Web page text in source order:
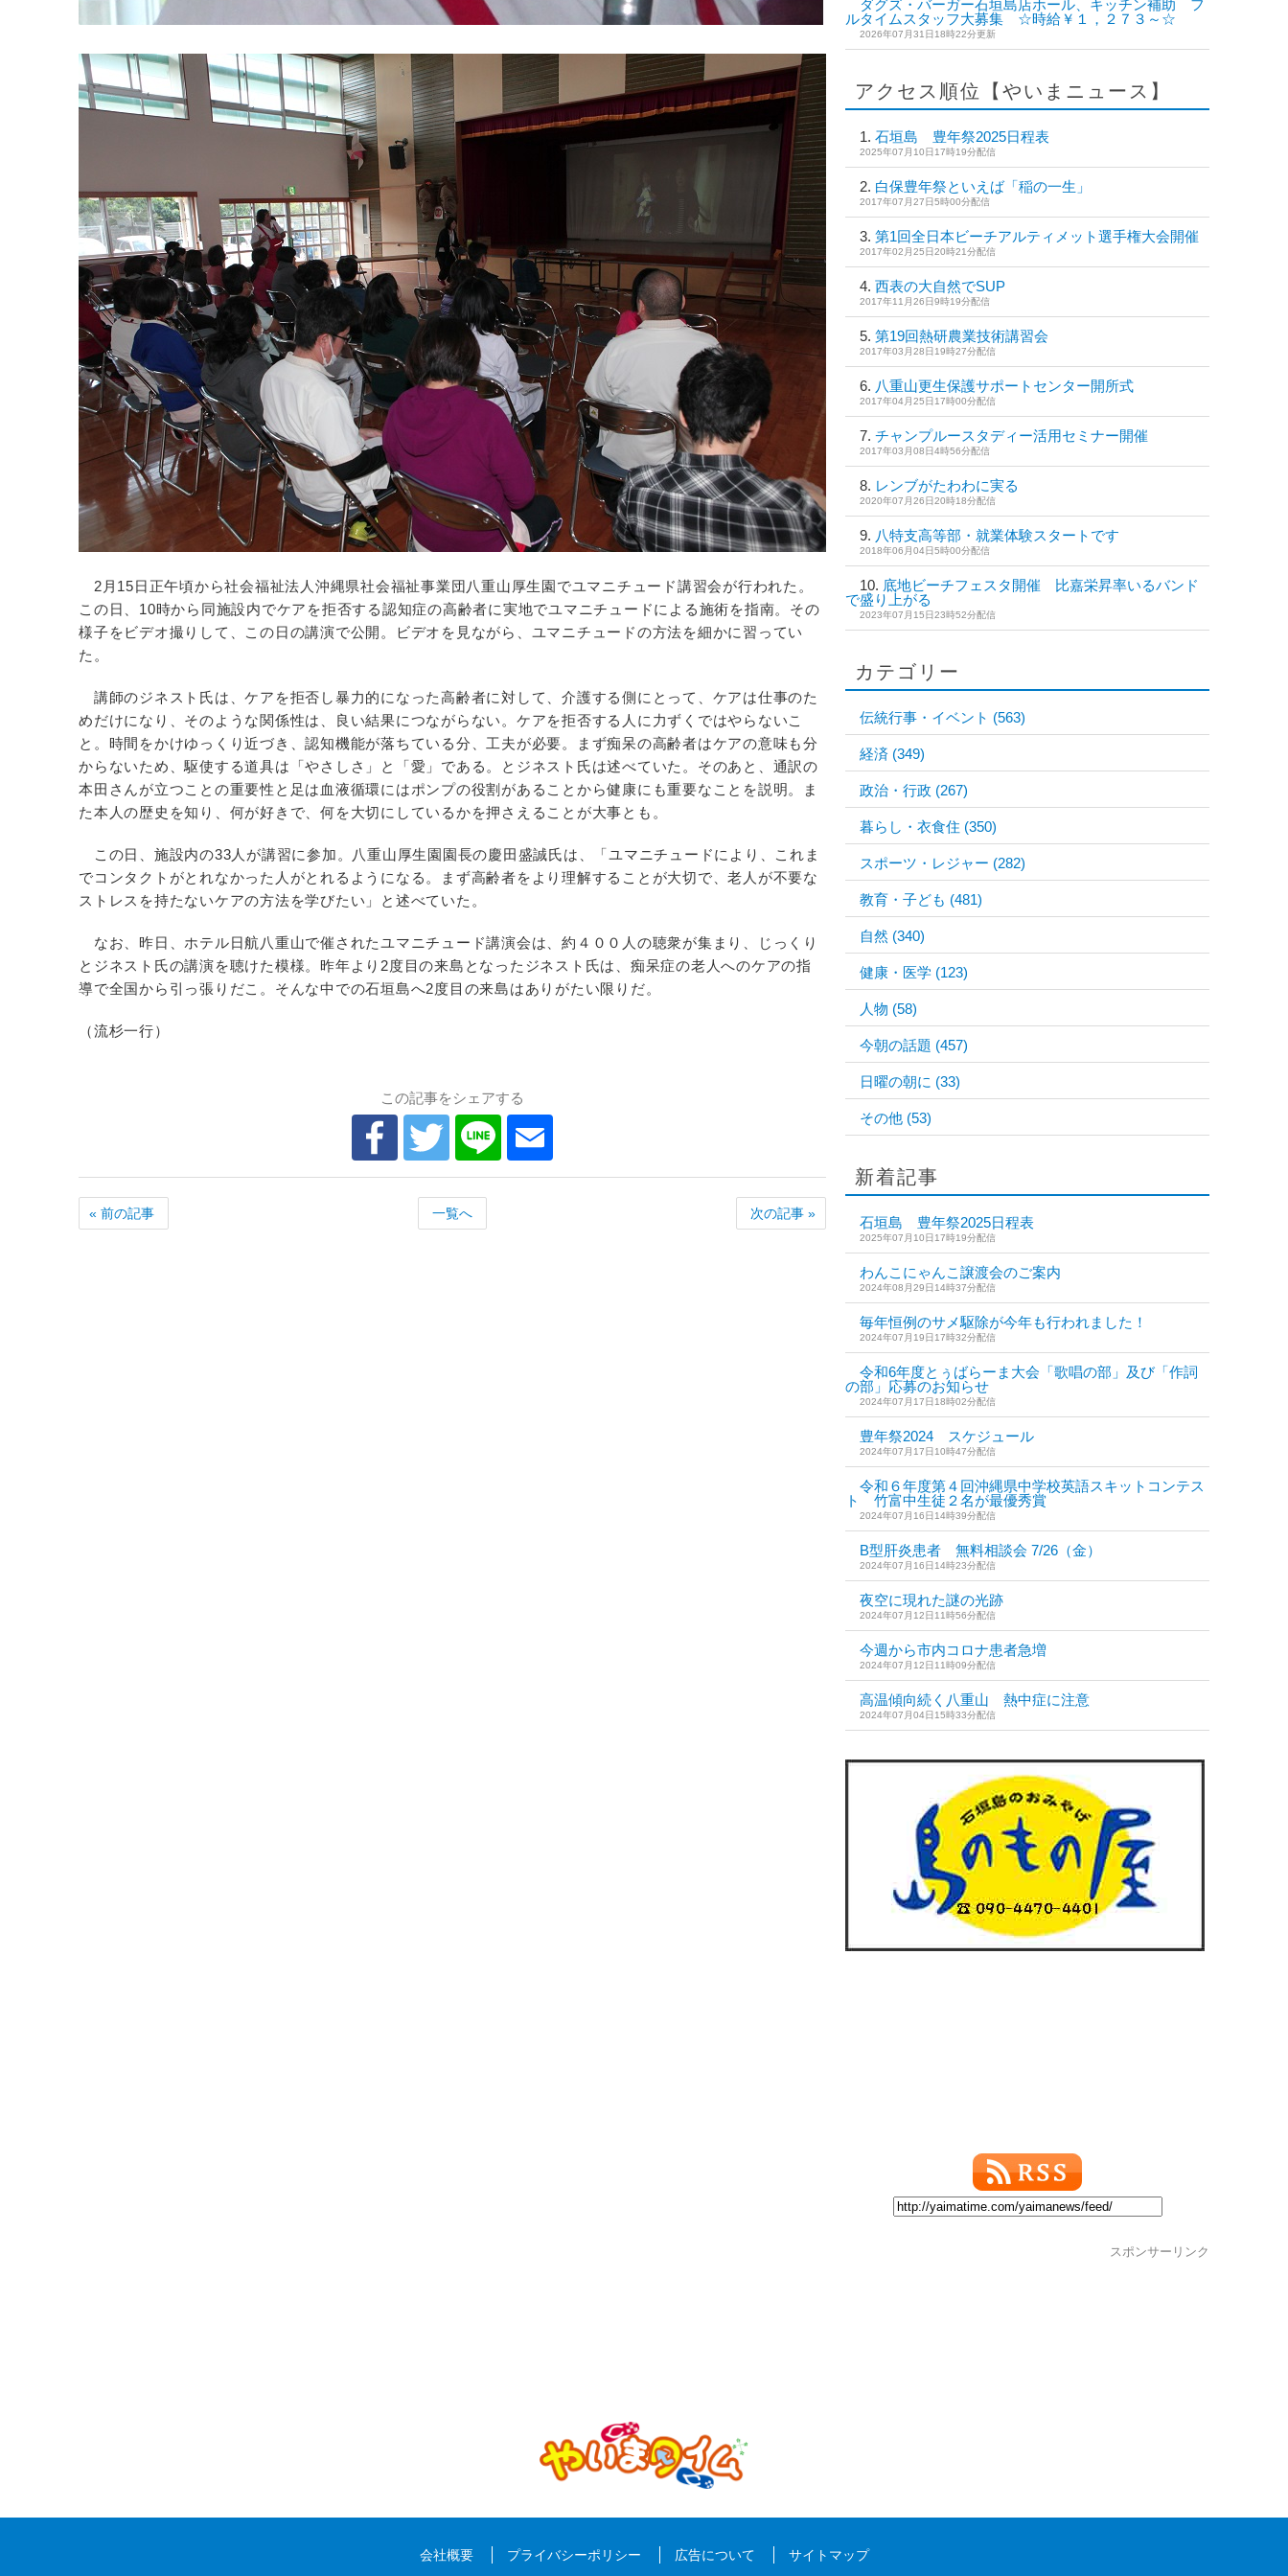
2月15日正午頃から社会福祉法人沖縄県社会福祉事業団八重山厚生園でユマニチュード講習会が行われた。
この日、10時から同施設内でケアを拒否する認知症の高齢者に実地でユマニチュードによる施術を指南。その
様子をビデオ撮りして、この日の講演で公開。ビデオを見ながら、ユマニチュードの方法を細かに習ってい
た。
講師のジネスト氏は、ケアを拒否し暴力的になった高齢者に対して、介護する側にとって、ケアは仕事のた
めだけになり、そのような関係性は、良い結果につながらない。ケアを拒否する人に力ずくではやらないこ
と。時間をかけゆっくり近づき、認知機能が落ちている分、工夫が必要。まず痴呆の高齢者はケアの意味も分
からないため、駆使する道具は「やさしさ」と「愛」である。とジネスト氏は述べていた。そのあと、通訳の
本田さんが立つことの重要性と足は血液循環にはポンプの役割があることから健康にも重要なことを説明。ま
た本人の歴史を知り、何が好きで、何を大切にしているかを押さえることが大事とも。
この日、施設内の33人が講習に参加。八重山厚生園園長の慶田盛誠氏は、「ユマニチュードにより、これま
でコンタクトがとれなかった人がとれるようになる。まず高齢者をより理解することが大切で、老人が不要な
ストレスを持たないケアの方法を学びたい」と述べていた。
なお、昨日、ホテル日航八重山で催されたユマニチュード講演会は、約４００人の聴衆が集まり、じっくり
とジネスト氏の講演を聴けた模様。昨年より2度目の来島となったジネスト氏は、痴呆症の老人へのケアの指
導で全国から引っ張りだこ。そんな中での石垣島へ2度目の来島はありがたい限りだ。
（流杉一行）
この記事をシェアする
« 前の記事 一覧へ 次の記事 »
ダグズ・バーガー石垣島店ホール、キッチン補助 フ
ルタイムスタッフ大募集 ☆時給￥１，２７３～☆
2026年07月31日18時22分更新
アクセス順位【やいまニュース】
石垣島 豊年祭2025日程表
2025年07月10日17時19分配信
白保豊年祭といえば「稲の一生」
2017年07月27日5時00分配信
第1回全日本ビーチアルティメット選手権大会開催
2017年02月25日20時21分配信
西表の大自然でSUP
2017年11月26日9時19分配信
第19回熱研農業技術講習会
2017年03月28日19時27分配信
八重山更生保護サポートセンター開所式
2017年04月25日17時00分配信
チャンプルースタディー活用セミナー開催
2017年03月08日4時56分配信
レンブがたわわに実る
2020年07月26日20時18分配信
八特支高等部・就業体験スタートです
2018年06月04日5時00分配信
底地ビーチフェスタ開催 比嘉栄昇率いるバンド
で盛り上がる
2023年07月15日23時52分配信
カテゴリー
伝統行事・イベント (563)
経済 (349)
政治・行政 (267)
暮らし・衣食住 (350)
スポーツ・レジャー (282)
教育・子ども (481)
自然 (340)
健康・医学 (123)
人物 (58)
今朝の話題 (457)
日曜の朝に (33)
その他 (53)
新着記事
石垣島 豊年祭2025日程表
2025年07月10日17時19分配信
わんこにゃんこ譲渡会のご案内
2024年08月29日14時37分配信
毎年恒例のサメ駆除が今年も行われました！
2024年07月19日17時32分配信
令和6年度とぅばらーま大会「歌唱の部」及び「作詞
の部」応募のお知らせ
2024年07月17日18時02分配信
豊年祭2024 スケジュール
2024年07月17日10時47分配信
令和６年度第４回沖縄県中学校英語スキットコンテス
ト 竹富中生徒２名が最優秀賞
2024年07月16日14時39分配信
B型肝炎患者 無料相談会 7/26（金）
2024年07月16日14時23分配信
夜空に現れた謎の光跡
2024年07月12日11時56分配信
今週から市内コロナ患者急増
2024年07月12日11時09分配信
高温傾向続く八重山 熱中症に注意
2024年07月04日15時33分配信
スポンサーリンク
会社概要 プライバシーポリシー 広告について サイトマップ